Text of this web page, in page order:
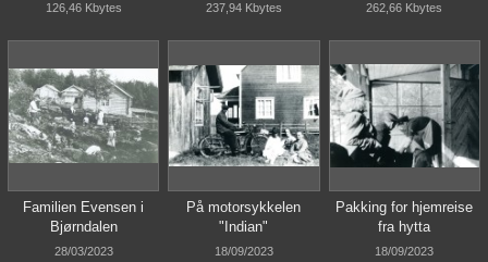
126,46 Kbytes
237,94 Kbytes
262,66 Kbytes
Familien Evensen i
Bjørndalen
28/03/2023
På motorsykkelen
"Indian"
18/09/2023
Pakking for hjemreise
fra hytta
18/09/2023